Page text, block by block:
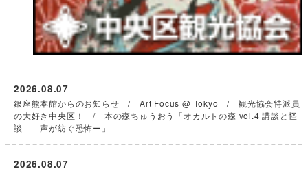
銀座熊本館からのお知らせ / Art Focus @ Tokyo / 観光協会特派員
の大好き中央区！ / 本の森ちゅうおう「オカルトの森 vol.4 講談と怪
談 －声が紡ぐ恐怖ー」
2026.08.07
2026.08.07